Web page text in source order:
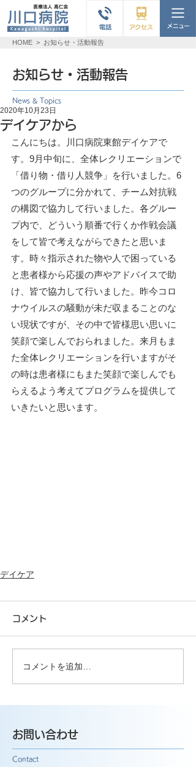
HOME > お知らせ・活動報告
お知らせ・活動報告
News & Topics
デイケアから
2020年10月23日
こんにちは。川口病院東館デイケアで
す。9月中旬に、全体レクリエーションで
「借り物・借り人競争」を行いました。6
つのグループに分かれて、チーム対抗戦
の構図で協力して行いました。各グルー
プ内で、どういう順番で行くか作戦会議
をして皆で考えながらできたと思いま
す。時々指示された物や人で困っている
と患者様から応援の声やアドバイスで助
け、皆で協力して行いました。昨今コロ
ナウイルスの騒動が未だ収まることのな
い現状ですが、その中で皆様思い思いに
笑顔で楽しんでおられました。来月もま
た全体レクリエーションを行いますがそ
の時は患者様にもまた笑顔で楽しんでも
らえるよう考えてプログラムを提供して
いきたいと思います。
デイケア
コメント
コメントを追加…
お問い合わせ
Contact